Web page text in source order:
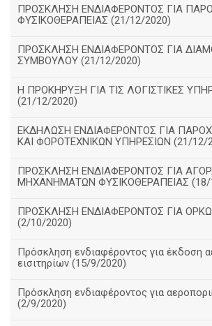
ΠΡΟΣΚΛΗΣΗ ΕΝΔΙΑΦΕΡΟΝΤΟΣ ΓΙΑ
ΦΥΣΙΚΟΘΕΡΑΠΕΙΑΣ (21/12/2020)
ΠΡΟΣΚΛΗΣΗ ΕΝΔΙΑΦΕΡΟΝΤΟΣ ΓΙΑ
ΣΥΜΒΟΥΛΟΥ (21/12/2020)
Η ΠΡΟΚΗΡΥΞΗ ΓΙΑ ΤΙΣ ΛΟΓΙΣΤΙΚΕΣ
(21/12/2020)
ΕΚΔΗΛΩΣΗ ΕΝΔΙΑΦΕΡΟΝΤΟΣ ΓΙΑ
ΚΑΙ ΦΟΡΟΤΕΧΝΙΚΩΝ ΥΠΗΡΕΣΙΩΝ (21/12/
ΠΡΟΣΚΛΗΣΗ ΕΝΔΙΑΦΕΡΟΝΤΟΣ ΓΙΑ
ΜΗΧΑΝΗΜΑΤΩΝ ΦΥΣΙΚΟΘΕΡΑΠΕΙΑΣ (18/
ΠΡΟΣΚΛΗΣΗ ΕΝΔΙΑΦΕΡΟΝΤΟΣ ΓΙΑ
(2/10/2020)
Πρόσκληση ενδιαφέροντος για έκδοση
εισιτηρίων (15/9/2020)
Πρόσκληση ενδιαφέροντος για
(2/9/2020)